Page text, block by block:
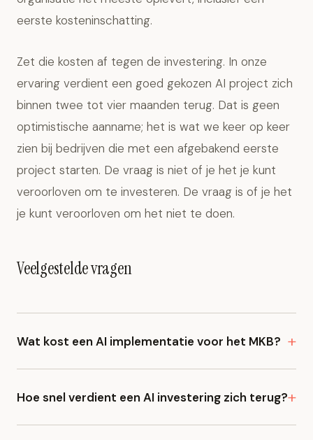
eerste kosteninschatting.
Zet die kosten af tegen de investering. In onze
ervaring verdient een goed gekozen AI project zich
binnen twee tot vier maanden terug. Dat is geen
optimistische aanname; het is wat we keer op keer
zien bij bedrijven die met een afgebakend eerste
project starten. De vraag is niet of je het je kunt
veroorloven om te investeren. De vraag is of je het
je kunt veroorloven om het niet te doen.
Veelgestelde vragen
Wat kost een AI implementatie voor het MKB?
Voor het MKB liggen de kosten doorgaans tussen de
€5.000 en €35.000 voor een op maat gebouwde
Hoe snel verdient een AI investering zich terug?
In de praktijk verdient een goed gekozen AI project